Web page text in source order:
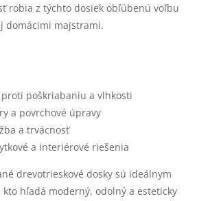
robia z týchto dosiek obľúbenú voľbu
domácimi majstrami.
proti poškriabaniu a vlhkosti
a povrchové úpravy
a trvácnosť
a interiérové riešenia
drevotrieskové dosky sú ideálnym
hľadá moderný, odolný a esteticky